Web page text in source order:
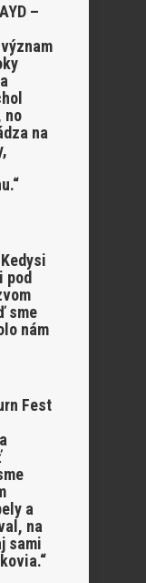
–
no
na
pod
sme
nám
Fest
a
na
sami